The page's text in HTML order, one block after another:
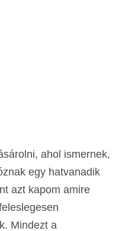
ahol ismernek,
egy hatvanadik
azt kapom amire
Mindezt a